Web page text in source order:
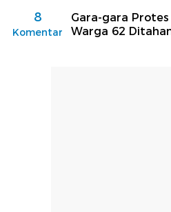
8
Komentar
Gara-gara
Warga 62